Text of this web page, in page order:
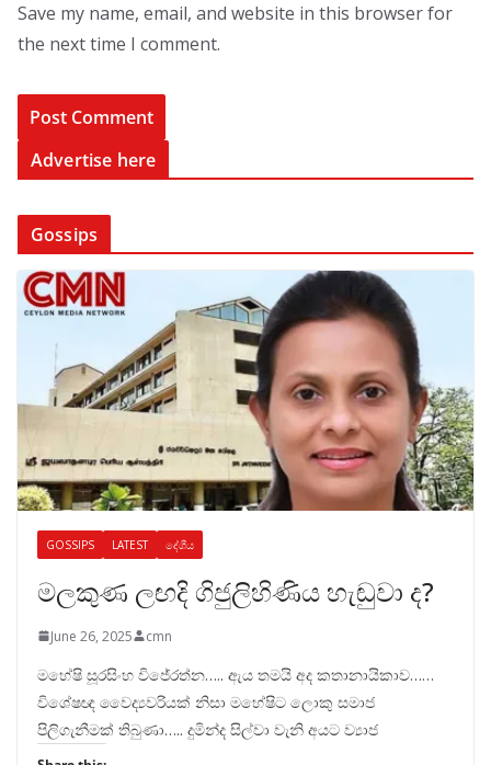
Save my name, email, and website in this browser for
the next time I comment.
Advertise here
Gossips
GOSSIPS LATEST දේශීය
මලකුණ ලඟදි ගිජුලිහිණිය හැඬුවා ද?
June 26, 2025 cmn
මහේෂි සූරසිංහ විජේරත්න….. ඇය තමයි අද කතානායිකාව……
විශේෂඥ වෛද්‍යවරියක් නිසා මහේෂිට ලොකු සමාජ
පිලිගැනීමක් තිබුණා….. දුමින්ද සිල්වා වැනි අයට ව්‍යාජ